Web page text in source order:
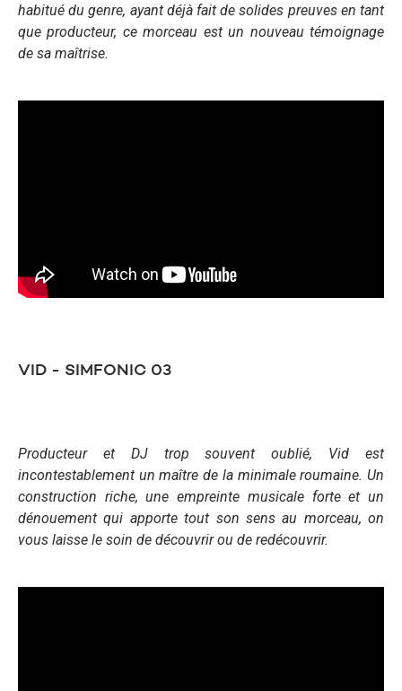
habitué du genre, ayant déjà fait de solides preuves en tant
que producteur, ce morceau est un nouveau témoignage
de sa maîtrise.
VID - SIMFONIC 03
Producteur et DJ trop souvent oublié, Vid est
incontestablement un maître de la minimale roumaine. Un
construction riche, une empreinte musicale forte et un
dénouement qui apporte tout son sens au morceau, on
vous laisse le soin de découvrir ou de redécouvrir.